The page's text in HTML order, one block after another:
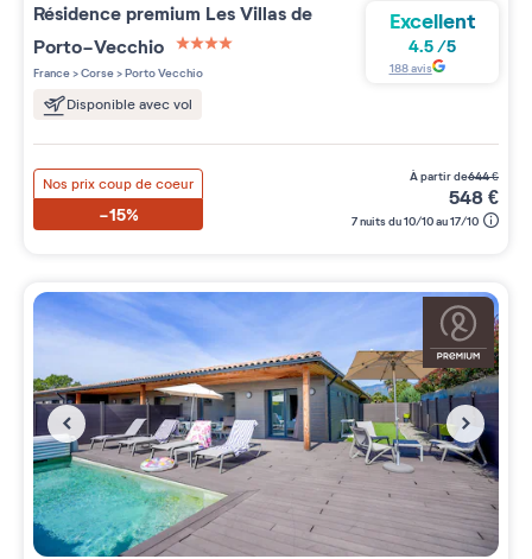
Résidence premium Les Villas de
Porto-Vecchio
4 étoiles sur 5
France>Corse>Porto Vecchio
Disponible avec vol
Excellent
4.5/5
188avis
Nos prix coup de coeur
-15%
à partir de644€
548€
7 nuits du 10/10 au 17/10